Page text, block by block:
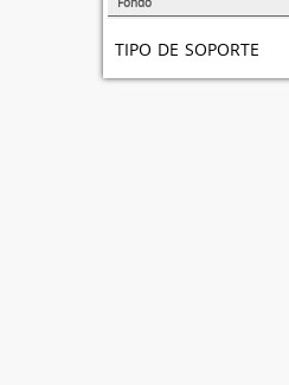
tipo de soporte